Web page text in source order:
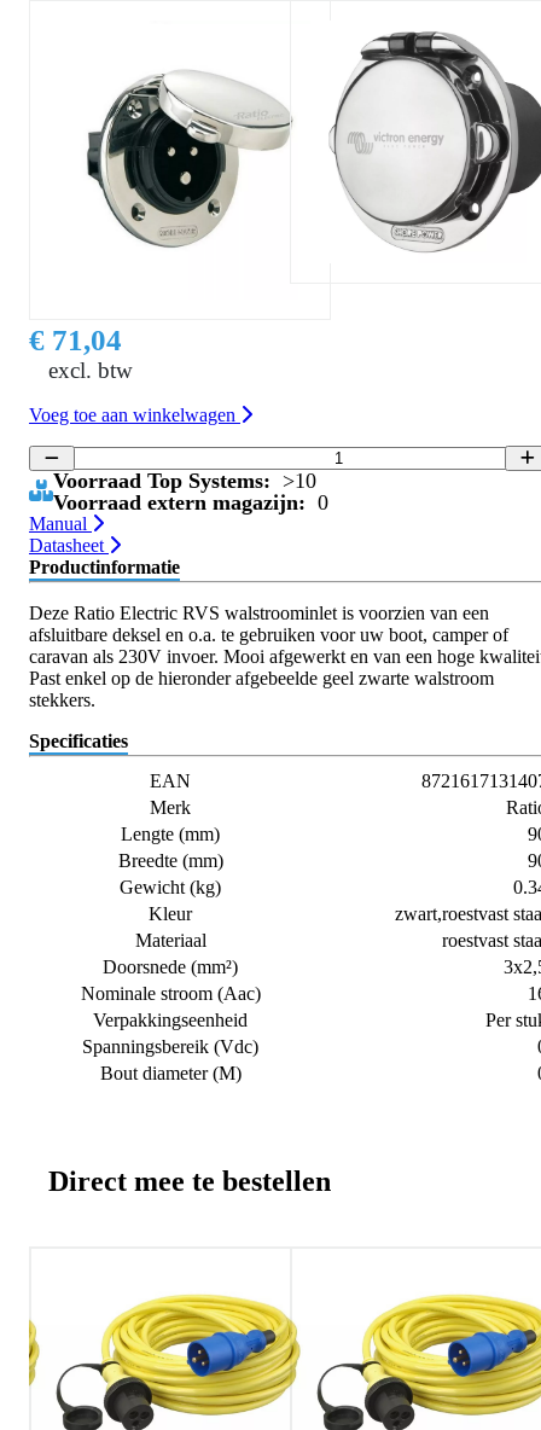
€ 71,04
excl. btw
Voeg toe aan winkelwagen
Voorraad Top Systems: >10
Voorraad extern magazijn: 0
Manual
Datasheet
Productinformatie
Deze Ratio Electric RVS walstroominlet is voorzien van een
afsluitbare deksel en o.a. te gebruiken voor uw boot, camper of
caravan als 230V invoer. Mooi afgewerkt en van een hoge
Past enkel op de hieronder afgebeelde geel zwarte walstroom
stekkers.
Specificaties
EAN
Merk
Lengte (mm)
Breedte (mm)
Gewicht (kg)
Kleur
zwart,roestvast
Materiaal
roestvast
Doorsnede (mm²)
Nominale stroom (Aac)
Verpakkingseenheid
Per
Spanningsbereik (Vdc)
Bout diameter (M)
Direct mee te bestellen